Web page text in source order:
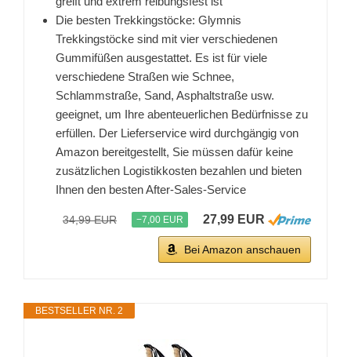
Die besten Trekkingstöcke: Glymnis
Trekkingstöcke sind mit vier verschiedenen
Gummifüßen ausgestattet. Es ist für viele
verschiedene Straßen wie Schnee,
Schlammstraße, Sand, Asphaltstraße usw.
geeignet, um Ihre abenteuerlichen Bedürfnisse zu
erfüllen. Der Lieferservice wird durchgängig von
Amazon bereitgestellt, Sie müssen dafür keine
zusätzlichen Logistikkosten bezahlen und bieten
Ihnen den besten After-Sales-Service
34,99 EUR −7,00 EUR 27,99 EUR
Bei Amazon anschauen
BESTSELLER NR. 2